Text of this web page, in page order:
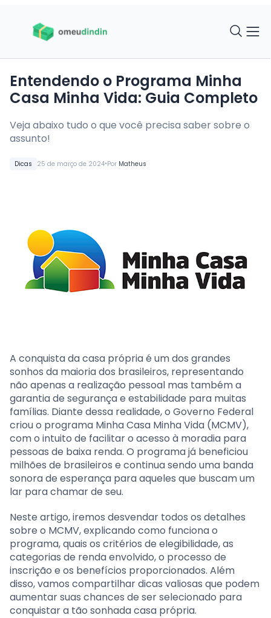
Dicas 25 de março de 2024•Por Matheus
Entendendo o Programa Minha
Casa Minha Vida: Guia Completo
Veja abaixo tudo o que você precisa saber sobre o
assunto!
A conquista da casa própria é um dos grandes
sonhos da maioria dos brasileiros, representando
não apenas a realização pessoal mas também a
garantia de segurança e estabilidade para muitas
famílias. Diante dessa realidade, o Governo Federal
criou o programa Minha Casa Minha Vida (MCMV),
com o intuito de facilitar o acesso à moradia para
pessoas de baixa renda. O programa já beneficiou
milhões de brasileiros e continua sendo uma banda
sonora de esperança para aqueles que buscam um
lar para chamar de seu.
Neste artigo, iremos desvendar todos os detalhes
sobre o MCMV, explicando como funciona o
programa, quais os critérios de elegibilidade, as
categorias de renda envolvido, o processo de
inscrição e os benefícios proporcionados. Além
disso, vamos compartilhar dicas valiosas que podem
aumentar suas chances de ser selecionado para
conquistar a tão sonhada casa própria.